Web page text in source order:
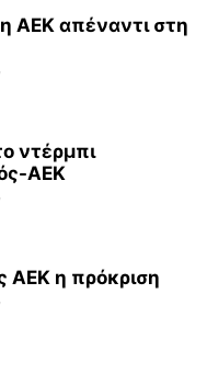
ΑΕΚ απέναντι στη
ντέρμπι
ΑΕΚ
ΑΕΚ η πρόκριση